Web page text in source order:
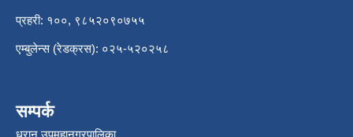
प्रहरी: १००, ९८५२०९०७५५
एम्बुलेन्स (रेडक्रस): ०२५-५२०२५८
सम्पर्क